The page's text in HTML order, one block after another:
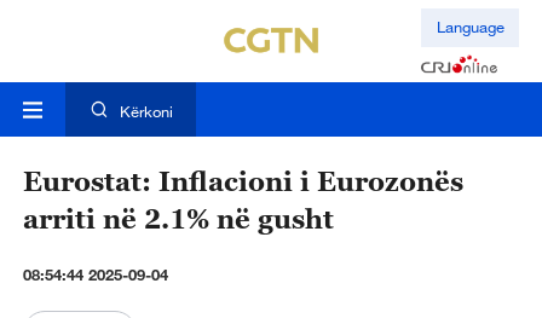
Language
Kërkoni
Eurostat: Inflacioni i Eurozonës
arriti në 2.1% në gusht
08:54:44 2025-09-04